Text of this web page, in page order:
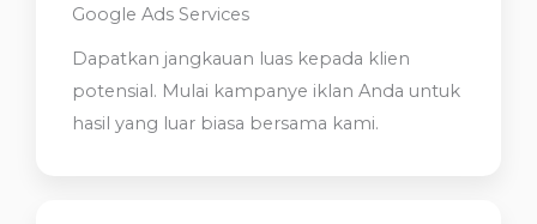
Google Ads Services
Dapatkan jangkauan luas kepada klien
potensial. Mulai kampanye iklan Anda untuk
hasil yang luar biasa bersama kami.